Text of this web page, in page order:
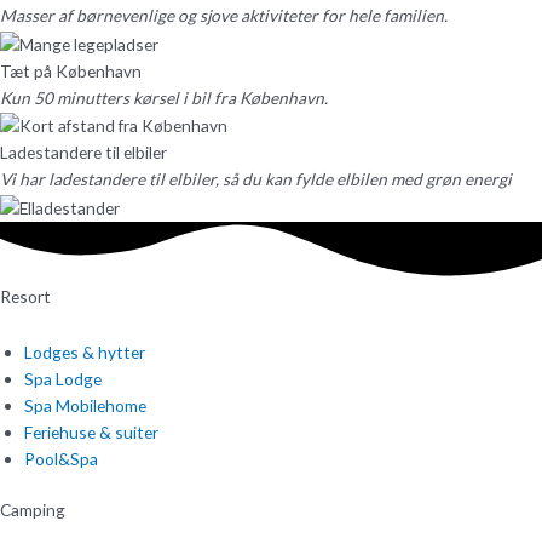
Masser af børnevenlige og sjove aktiviteter for hele familien.
Tæt på København
Kun 50 minutters kørsel i bil fra København.
Ladestandere til elbiler
Vi har ladestandere til elbiler, så du kan fylde elbilen med grøn energi
Resort
Lodges & hytter
Spa Lodge
Spa Mobilehome
Feriehuse & suiter
Pool&Spa
Camping